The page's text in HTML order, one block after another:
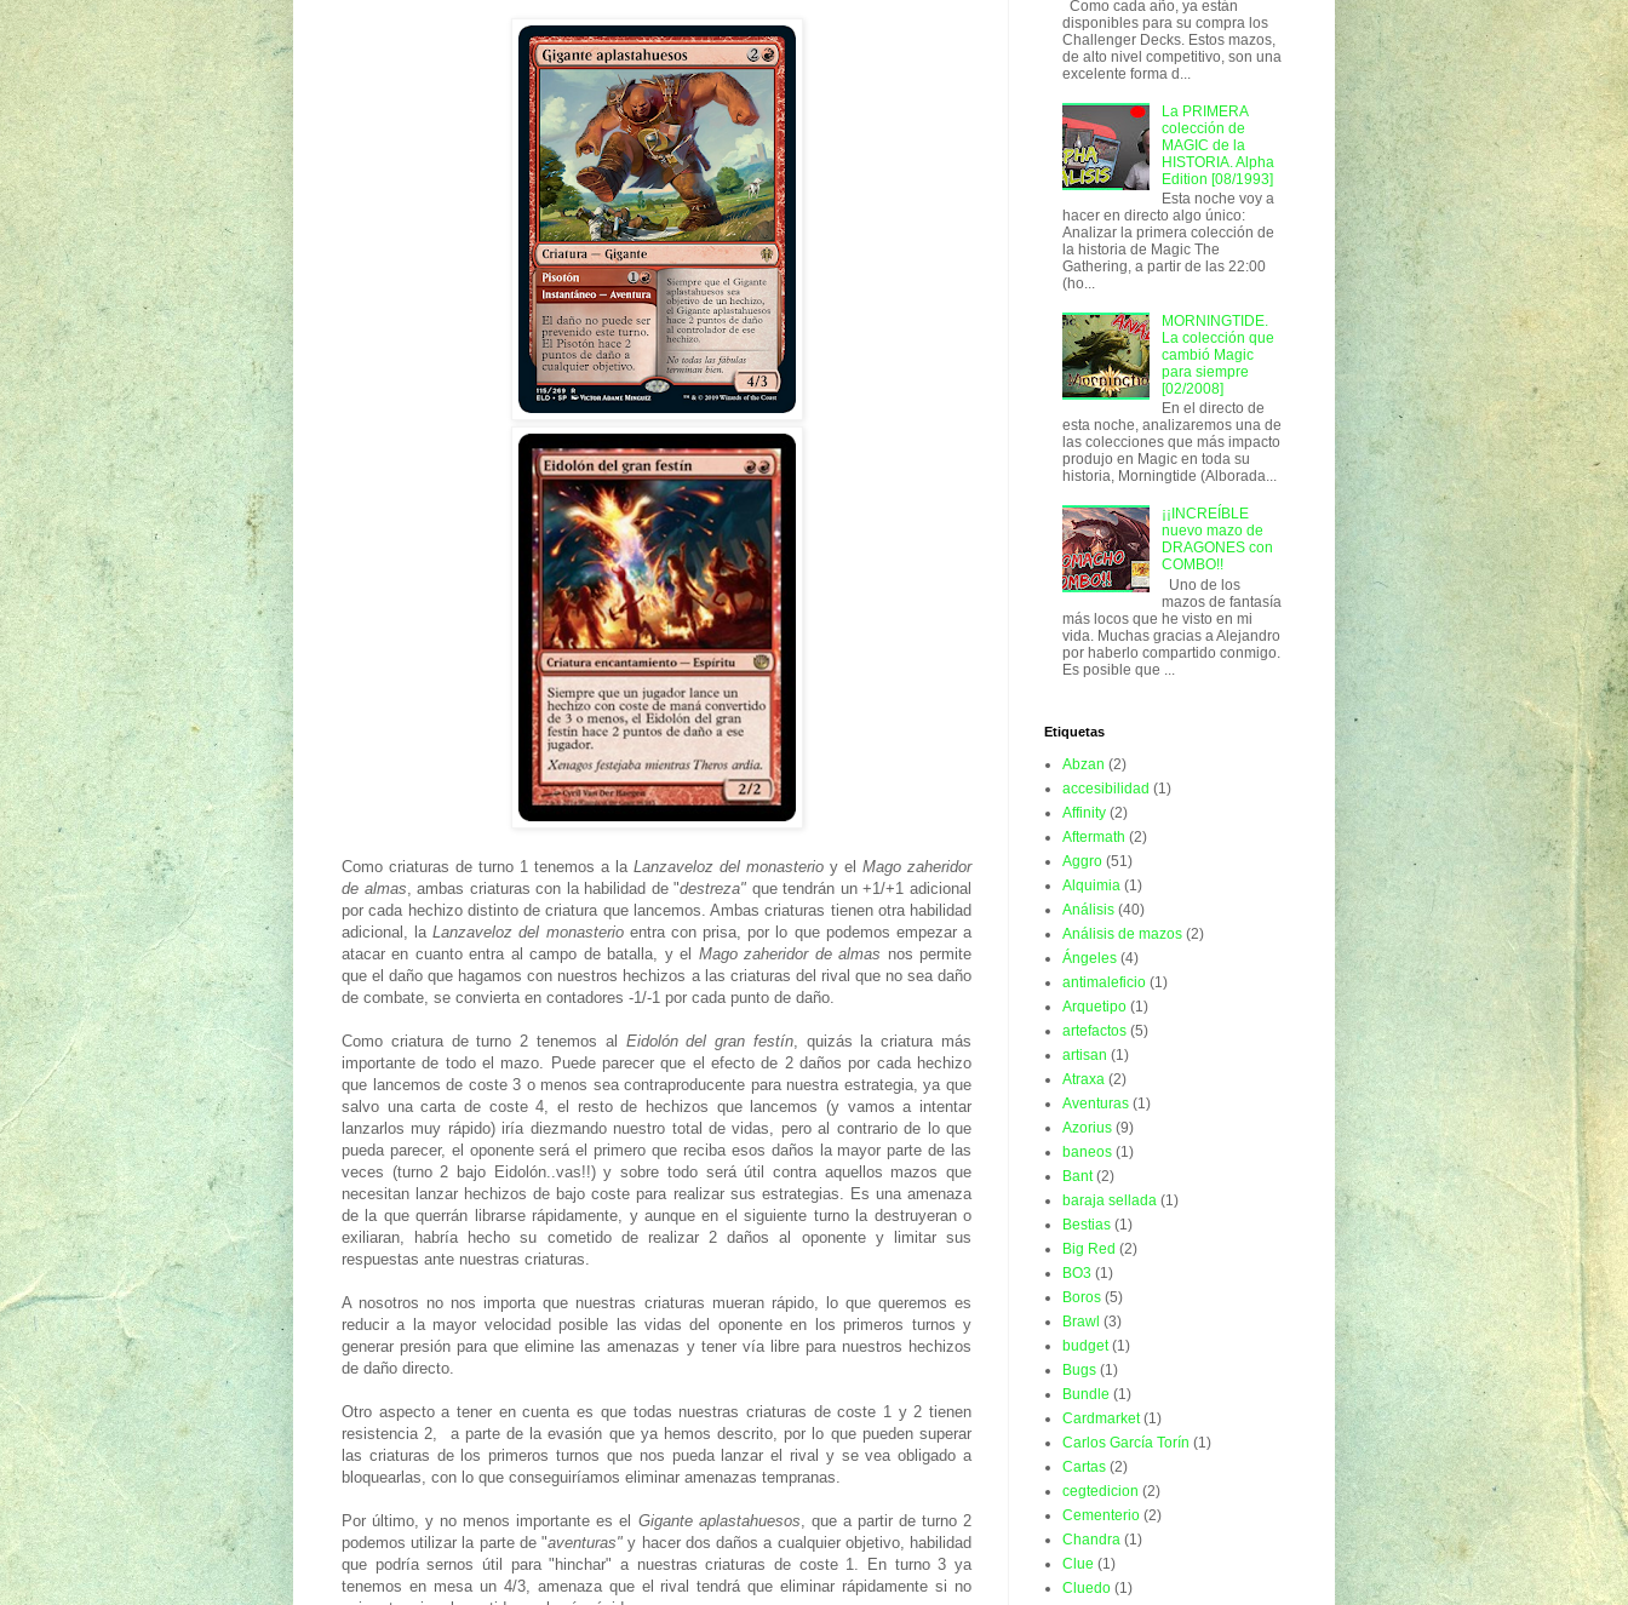
Como criaturas de turno 1 tenemos a la Lanzaveloz del monasterio y el Mago zaheridor
de almas, ambas criaturas con la habilidad de "destreza" que tendrán un +1/+1 adicional
por cada hechizo distinto de criatura que lancemos. Ambas criaturas tienen otra habilidad
adicional, laLanzaveloz del monasterioentra con prisa, por lo que podemos empezar a
atacar en cuanto entra al campo de batalla, y el Mago zaheridor de almas nos permite
que el daño que hagamos con nuestros hechizos a las criaturas del rival que no sea daño
de combate, se convierta en contadores -1/-1 por cada punto de daño.
Como criatura de turno 2 tenemos al Eidolón del gran festín, quizás la criatura más
importante de todo el mazo. Puede parecer que el efecto de 2 daños por cada hechizo
que lancemos de coste 3 o menos sea contraproducente para nuestra estrategia, ya que
salvo una carta de coste 4, el resto de hechizos que lancemos (y vamos a intentar
lanzarlos muy rápido) iría diezmando nuestro total de vidas, pero al contrario de lo que
pueda parecer, el oponente será el primero que reciba esos daños la mayor parte de las
veces (turno 2 bajo Eidolón..vas!!) y sobre todo será útil contra aquellos mazos que
necesitan lanzar hechizos de bajo coste para realizar sus estrategias. Es una amenaza
de la que querrán librarse rápidamente, y aunque en el siguiente turno la destruyeran o
exiliaran, habría hecho su cometido de realizar 2 daños al oponente y limitar sus
respuestas ante nuestras criaturas.
A nosotros no nos importa que nuestras criaturas mueran rápido, lo que queremos es
reducir a la mayor velocidad posible las vidas del oponente en los primeros turnos y
generar presión para que elimine las amenazas y tener vía libre para nuestros hechizos
de daño directo.
Otro aspecto a tener en cuenta es que todas nuestras criaturas de coste 1 y 2 tienen
resistencia 2, a parte de la evasión que ya hemos descrito, por lo que pueden superar
las criaturas de los primeros turnos que nos pueda lanzar el rival y se vea obligado a
bloquearlas, con lo que conseguiríamos eliminar amenazas tempranas.
Por último, y no menos importante es el Gigante aplastahuesos, que a partir de turno 2
podemos utilizar la parte de "aventuras"y hacer dos daños a cualquier objetivo, habilidad
que podría sernos útil para "hinchar" a nuestras criaturas de coste 1. En turno 3 ya
tenemos en mesa un 4/3, amenaza que el rival tendrá que eliminar rápidamente si no
Como cada año, ya están
disponibles para su compra los
Challenger Decks. Estos mazos,
de alto nivel competitivo, son una
excelente forma d...
La PRIMERA
colección de
MAGIC de la
HISTORIA. Alpha
Edition [08/1993]
Esta noche voy a
hacer en directo algo único:
Analizar la primera colección de
la historia de Magic The
Gathering, a partir de las 22:00
(ho...
MORNINGTIDE.
La colección que
cambió Magic
para siempre
[02/2008]
En el directo de
esta noche, analizaremos una de
las colecciones que más impacto
produjo en Magic en toda su
historia, Morningtide (Alborada...
¡¡INCREÍBLE
nuevo mazo de
DRAGONES con
COMBO!!
Uno de los
mazos de fantasía
más locos que he visto en mi
vida. Muchas gracias a Alejandro
por haberlo compartido conmigo.
Es posible que ...
Etiquetas
Abzan (2)
accesibilidad (1)
Affinity (2)
Aftermath (2)
Aggro (51)
Alquimia (1)
Análisis (40)
Análisis de mazos (2)
Ángeles (4)
antimaleficio (1)
Arquetipo (1)
artefactos (5)
artisan (1)
Atraxa (2)
Aventuras (1)
Azorius (9)
baneos (1)
Bant (2)
baraja sellada (1)
Bestias (1)
Big Red (2)
BO3 (1)
Boros (5)
Brawl (3)
budget (1)
Bugs (1)
Bundle (1)
Cardmarket (1)
Carlos García Torín (1)
Cartas (2)
cegtedicion (2)
Cementerio (2)
Chandra (1)
Clue (1)
Cluedo (1)